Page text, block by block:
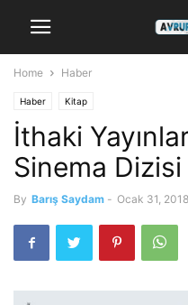
Home Haber
Haber Kitap
İthaki
Sinema Dizisi
By Barış Saydam - Ocak 31, 2018